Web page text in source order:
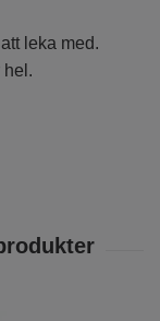
leka med.
hel.